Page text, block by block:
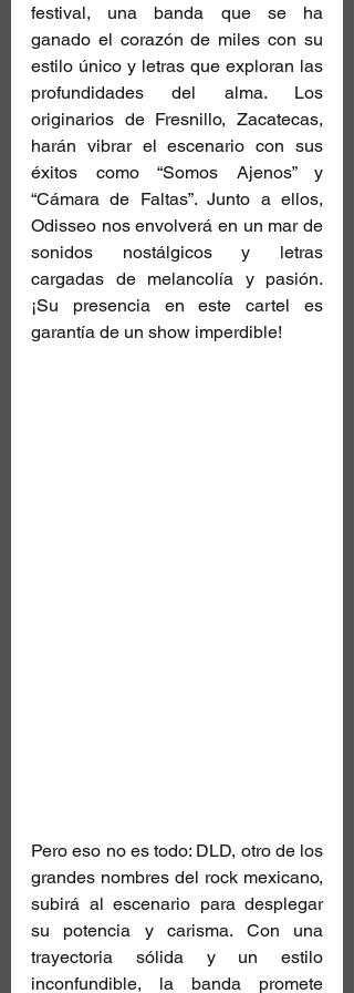
festival, una banda que se ha
ganado el corazón de miles con su
estilo único y letras que exploran las
profundidades del alma. Los
originarios de Fresnillo, Zacatecas,
harán vibrar el escenario con sus
éxitos como “Somos Ajenos” y
“Cámara de Faltas”. Junto a ellos,
Odisseo nos envolverá en un mar de
sonidos nostálgicos y letras
cargadas de melancolía y pasión.
¡Su presencia en este cartel es
garantía de un show imperdible!
Pero eso no es todo: DLD, otro de los
grandes nombres del rock mexicano,
subirá al escenario para desplegar
su potencia y carisma. Con una
trayectoria sólida y un estilo
inconfundible, la banda promete